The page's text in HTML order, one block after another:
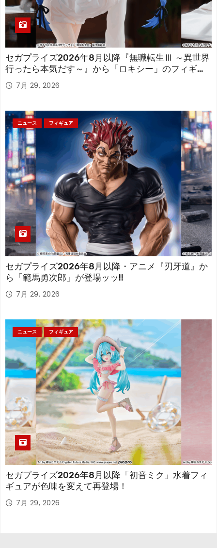
セガプライズ2026年8月以降『無職転生Ⅲ ～異世界
行ったら本気だす～』から「ロキシー」のフィギュ
アが登場！
7月 29, 2026
ニュース フィギュア
セガプライズ2026年8月以降・アニメ『刃牙道』か
ら「範馬勇次郎」が登場ッッ!!
7月 29, 2026
ニュース フィギュア
セガプライズ2026年8月以降「初音ミク」水着フィ
ギュアが色味を変えて再登場！
7月 29, 2026